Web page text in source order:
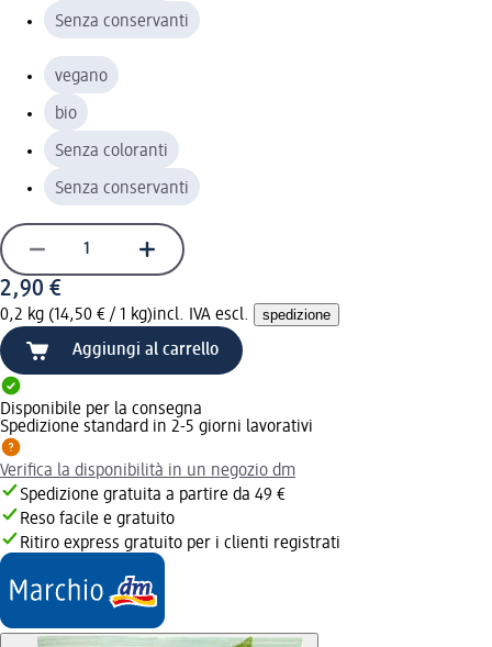
Senza conservanti
vegano
bio
Senza coloranti
Senza conservanti
2,90 €
0,2 kg (14,50 € / 1 kg)incl. IVA escl. spedizione
Aggiungi al carrello
Disponibile per la consegna
Spedizione standard in 2-5 giorni lavorativi
Verifica la disponibilità in un negozio dm
Spedizione gratuita a partire da 49 €
Reso facile e gratuito
Ritiro express gratuito per i clienti registrati